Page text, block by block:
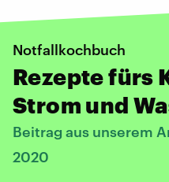
Notfallkochbuch
Rezepte fürs
Strom und
Beitrag aus unserem
2020